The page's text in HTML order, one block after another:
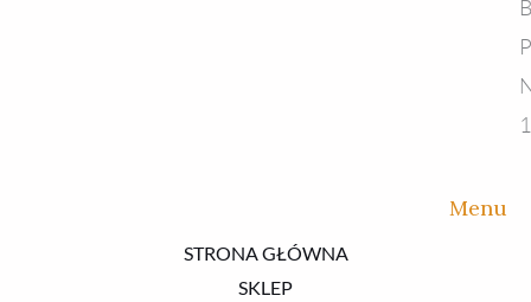
Menu
STRONA GŁÓWNA
SKLEP